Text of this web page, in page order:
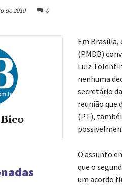
de 2010 0
Em Brasília,
(PMDB)
Luiz
nenhuma
secretário
reunião que
(PT),
O assunto
que o
um acordo